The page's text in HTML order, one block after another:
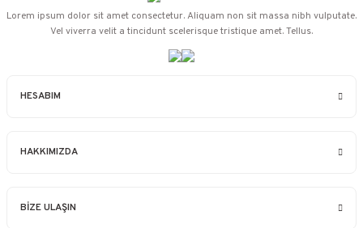
HESABIM
HAKKIMIZDA
BİZE ULAŞIN
Lorem ipsum dolor sit amet consectetur. Aliquam non sit massa nibh vulputate.
Vel viverra velit a tincidunt scelerisque tristique amet. Tellus.